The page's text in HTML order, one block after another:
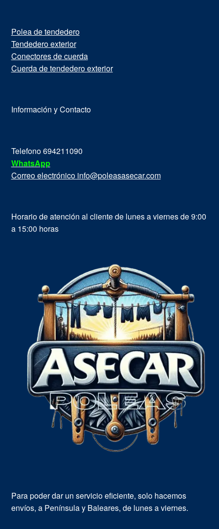
Polea de tendedero
Tendedero exterior
Conectores de cuerda
Cuerda de tendedero exterior
Información y Contacto
Telefono 694211090
WhatsApp
Correo electrónico info@poleasasecar.com
Horario de atención al cliente de lunes a viernes de 9:00
a 15:00 horas
Para poder dar un servicio eficiente, solo hacemos
envíos, a Península y Baleares, de lunes a viernes.